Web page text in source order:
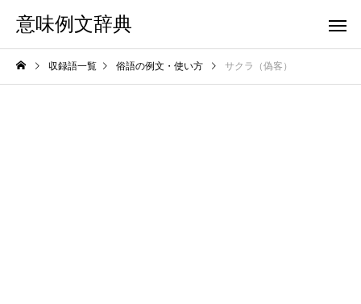
意味例文辞典
収録語一覧 俗語の例文・使い方 サクラ（偽客）